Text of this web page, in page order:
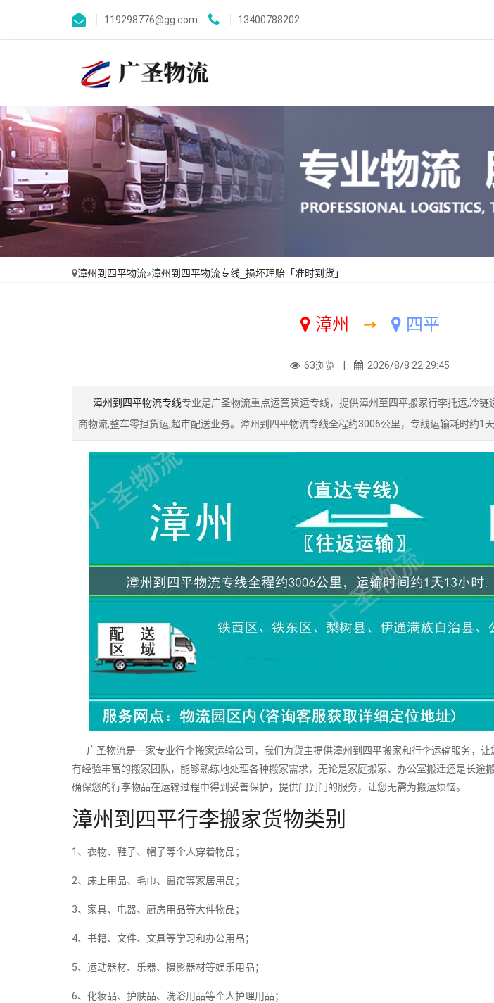
119298776@gg.com 13400788202
漳州到四平物流»漳州到四平物流专线_损坏理赔「准时到货」
漳州 ➙ 四平
63浏览 | 2026/8/8 22:29:45
漳州到四平物流专线专业是广圣物流重点运营货运专线，提供漳州至四平搬家行李托运,冷链
商物流,整车零担货运,超市配送业务。漳州到四平物流专线全程约3006公里，专线运输耗时约1天
广圣物流是一家专业行李搬家运输公司，我们为货主提供漳州到四平搬家和行李运输服务，让
有经验丰富的搬家团队，能够熟练地处理各种搬家需求，无论是家庭搬家、办公室搬迁还是长途
确保您的行李物品在运输过程中得到妥善保护，提供门到门的服务，让您无需为搬运烦恼。
漳州到四平行李搬家货物类别
1、衣物、鞋子、帽子等个人穿着物品；
2、床上用品、毛巾、窗帘等家居用品；
3、家具、电器、厨房用品等大件物品；
4、书籍、文件、文具等学习和办公用品；
5、运动器材、乐器、摄影器材等娱乐用品；
6、化妆品、护肤品、洗浴用品等个人护理用品；